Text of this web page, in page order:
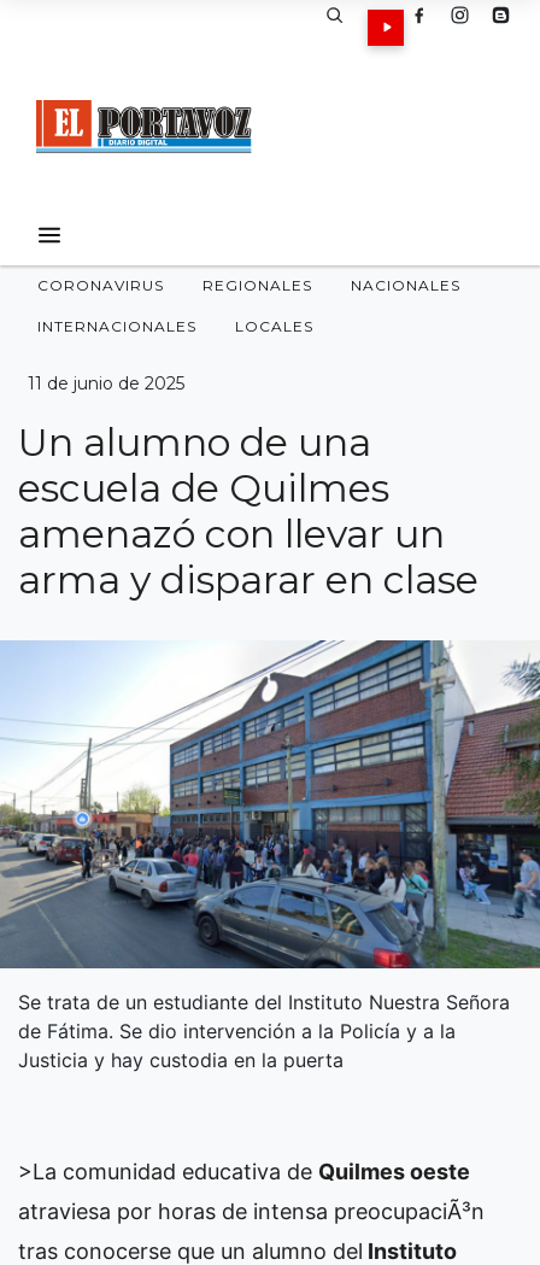
CORONAVIRUS REGIONALES NACIONALES
INTERNACIONALES LOCALES
11 de junio de 2025
Un alumno de una
escuela de Quilmes
amenazó con llevar un
arma y disparar en clase
Se trata de un estudiante del Instituto Nuestra Señora
de Fátima. Se dio intervención a la Policía y a la
Justicia y hay custodia en la puerta
>La comunidad educativa de Quilmes oeste
atraviesa por horas de intensa preocupaciÃ³n
tras conocerse que un alumno del Instituto